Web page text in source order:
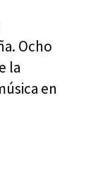
Ocho
la
en